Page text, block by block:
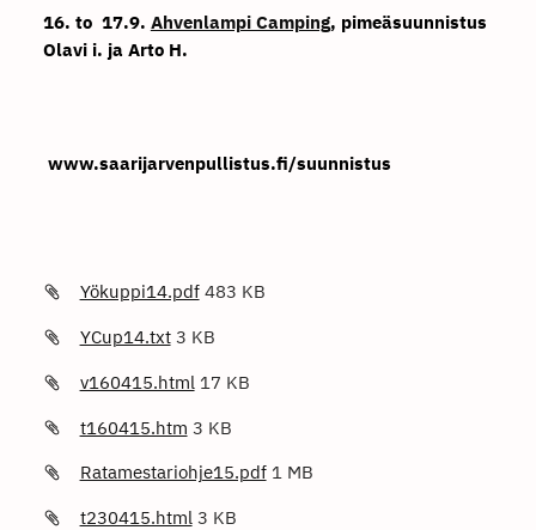
16. to 17.9. Ahvenlampi Camping, pimeäsuunnistus
Olavi i. ja Arto H.
www.saarijarvenpullistus.fi/suunnistus
Yökuppi14.pdf 483 KB
YCup14.txt 3 KB
v160415.html 17 KB
t160415.htm 3 KB
Ratamestariohje15.pdf 1 MB
t230415.html 3 KB